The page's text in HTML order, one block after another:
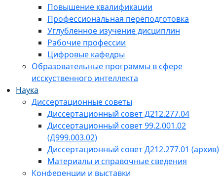
Повышение квалификации
Профессиональная переподготовка
Углубленное изучение дисциплин
Рабочие профессии
Цифровые кафедры
Образовательные программы в сфере
исскуственного интеллекта
Наука
Диссертационные советы
Диссертационный совет Д212.277.04
Диссертационный совет 99.2.001.02
(Д999.003.02)
Диссертационный совет Д212.277.01 (архив)
Материалы и справочные сведения
Конференции и выставки